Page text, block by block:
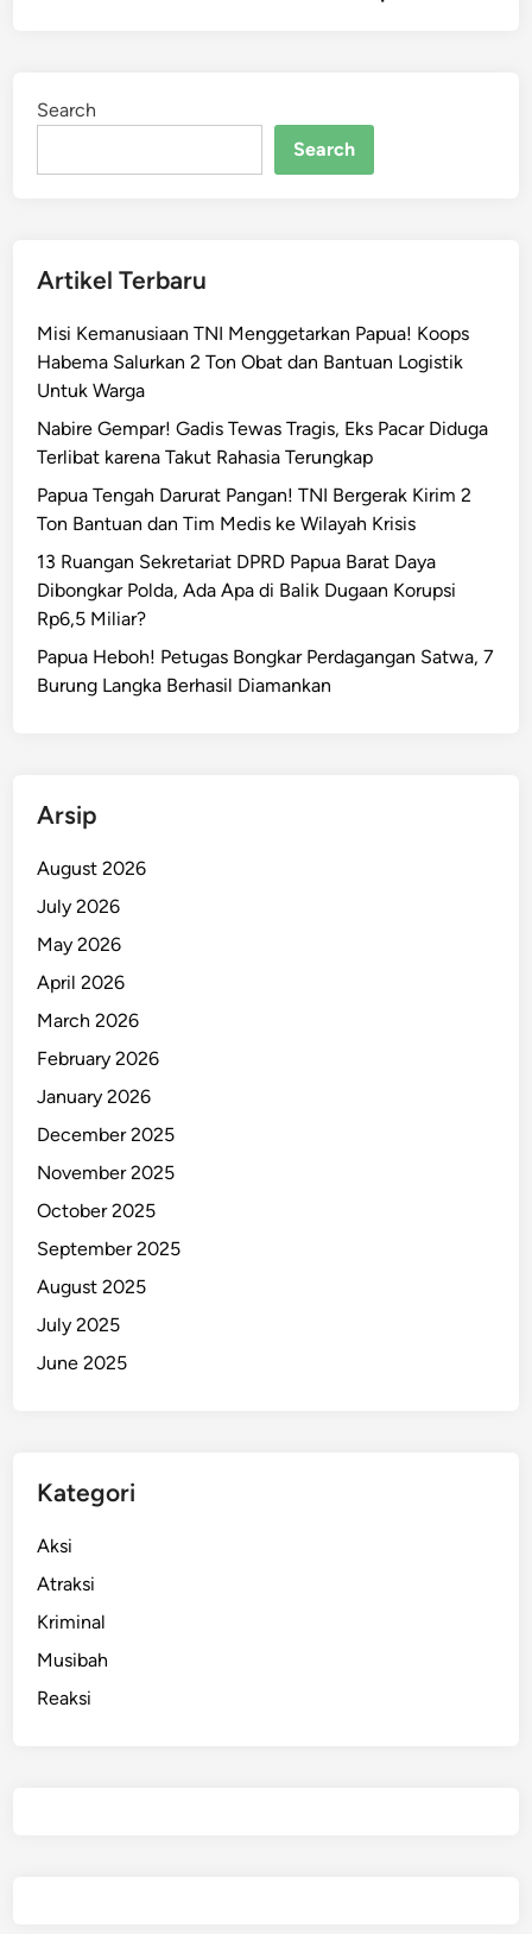
Search
Search
Artikel Terbaru
Misi Kemanusiaan TNI Menggetarkan Papua! Koops
Habema Salurkan 2 Ton Obat dan Bantuan Logistik
Untuk Warga
Nabire Gempar! Gadis Tewas Tragis, Eks Pacar Diduga
Terlibat karena Takut Rahasia Terungkap
Papua Tengah Darurat Pangan! TNI Bergerak Kirim 2
Ton Bantuan dan Tim Medis ke Wilayah Krisis
13 Ruangan Sekretariat DPRD Papua Barat Daya
Dibongkar Polda, Ada Apa di Balik Dugaan Korupsi
Rp6,5 Miliar?
Papua Heboh! Petugas Bongkar Perdagangan Satwa, 7
Burung Langka Berhasil Diamankan
Arsip
August 2026
July 2026
May 2026
April 2026
March 2026
February 2026
January 2026
December 2025
November 2025
October 2025
September 2025
August 2025
July 2025
June 2025
Kategori
Aksi
Atraksi
Kriminal
Musibah
Reaksi